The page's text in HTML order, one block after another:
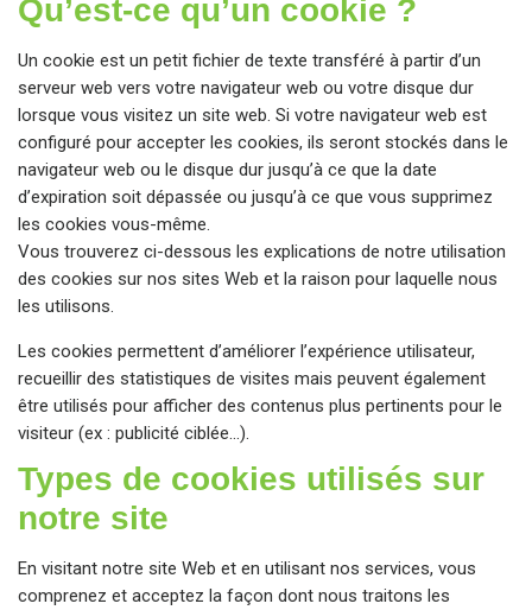
Qu’est-ce qu’un cookie ?
Un cookie est un petit fichier de texte transféré à partir d’un
serveur web vers votre navigateur web ou votre disque dur
lorsque vous visitez un site web. Si votre navigateur web est
configuré pour accepter les cookies, ils seront stockés dans le
navigateur web ou le disque dur jusqu’à ce que la date
d’expiration soit dépassée ou jusqu’à ce que vous supprimez
les cookies vous-même.
Vous trouverez ci-dessous les explications de notre utilisation
des cookies sur nos sites Web et la raison pour laquelle nous
les utilisons.
Les cookies permettent d’améliorer l’expérience utilisateur,
recueillir des statistiques de visites mais peuvent également
être utilisés pour afficher des contenus plus pertinents pour le
visiteur (ex : publicité ciblée…).
Types de cookies utilisés sur
notre site
En visitant notre site Web et en utilisant nos services, vous
comprenez et acceptez la façon dont nous traitons les